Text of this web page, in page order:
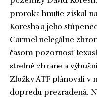
proroka hnutie získal
Koresha a jeho
Carmel nelegálne
časom pozornosť
strelné zbrane a
Zložky ATF plánovali v
dopredu prezradená.